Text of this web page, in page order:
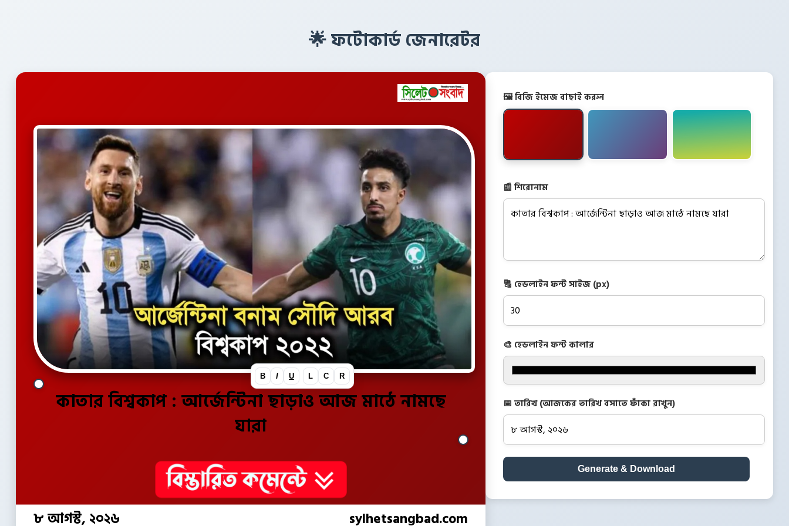
🌟 ফটোকার্ড জেনারেটর
কাতার বিশ্বকাপ : আর্জেন্টিনা ছাড়াও আজ মাঠে নামছে
যারা
৮ আগস্ট, ২০২৬ sylhetsangbad.com
B I U L C R
🖼️ বিজি ইমেজ বাছাই করুন
📰 শিরোনাম
🔠 হেডলাইন ফন্ট সাইজ (px)
🎨 হেডলাইন ফন্ট কালার
📅 তারিখ (আজকের তারিখ বসাতে ফাঁকা রাখুন)
Generate & Download